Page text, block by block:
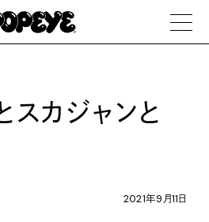
スカジャンと
2021年9月11日